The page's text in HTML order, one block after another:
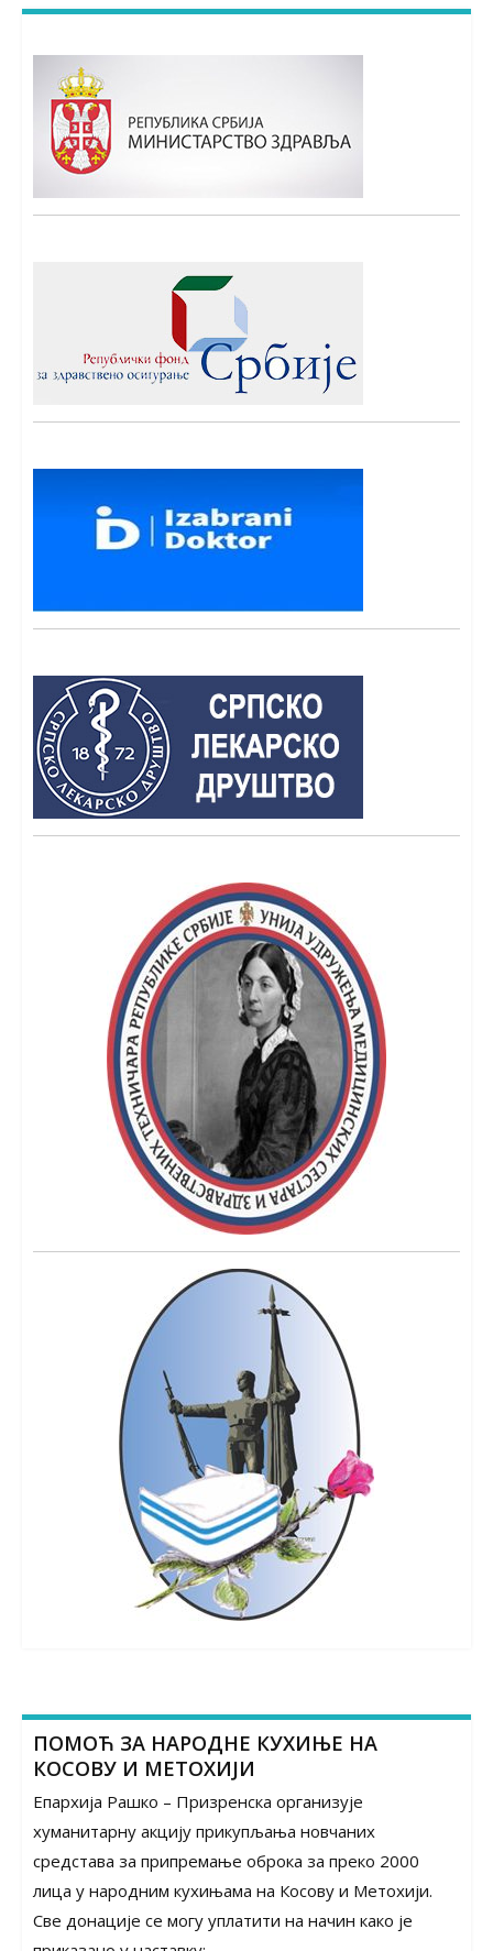
ПОМОЋ ЗА НАРОДНЕ КУХИЊЕ НА
КОСОВУ И МЕТОХИЈИ
Епархија Рашко – Призренска организује
хуманитарну акцију прикупљања новчаних
средстава за припремање оброка за преко 2000
лица у народним кухињама на Косову и Метохији.
Све донације се могу уплатити на начин како је